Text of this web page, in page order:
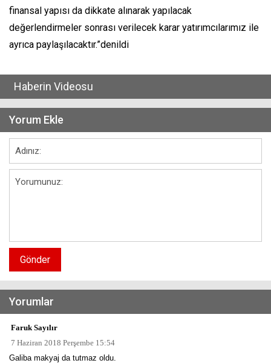
finansal yapısı da dikkate alınarak yapılacak
değerlendirmeler sonrası verilecek karar yatırımcılarımız ile
ayrıca paylaşılacaktır.”denildi
Haberin Videosu
Yorum Ekle
Gönder
Yorumlar
Faruk Sayılır
7 Haziran 2018 Perşembe 15:54
Galiba makyaj da tutmaz oldu.